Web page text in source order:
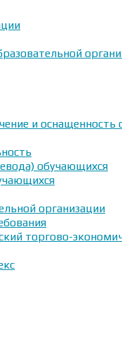
и оснащенность
обучающихся
организации
торгово-